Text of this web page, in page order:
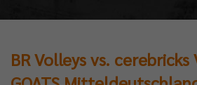
BR Volleys vs. cerebricks